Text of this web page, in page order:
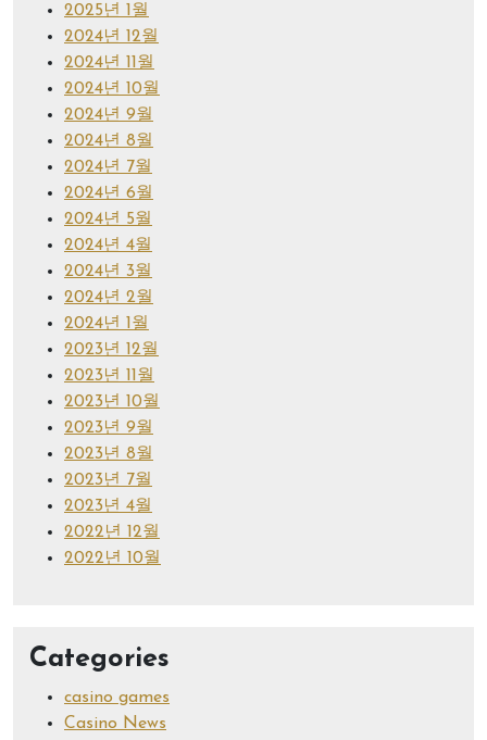
2025년 1월
2024년 12월
2024년 11월
2024년 10월
2024년 9월
2024년 8월
2024년 7월
2024년 6월
2024년 5월
2024년 4월
2024년 3월
2024년 2월
2024년 1월
2023년 12월
2023년 11월
2023년 10월
2023년 9월
2023년 8월
2023년 7월
2023년 4월
2022년 12월
2022년 10월
Categories
casino games
Casino News